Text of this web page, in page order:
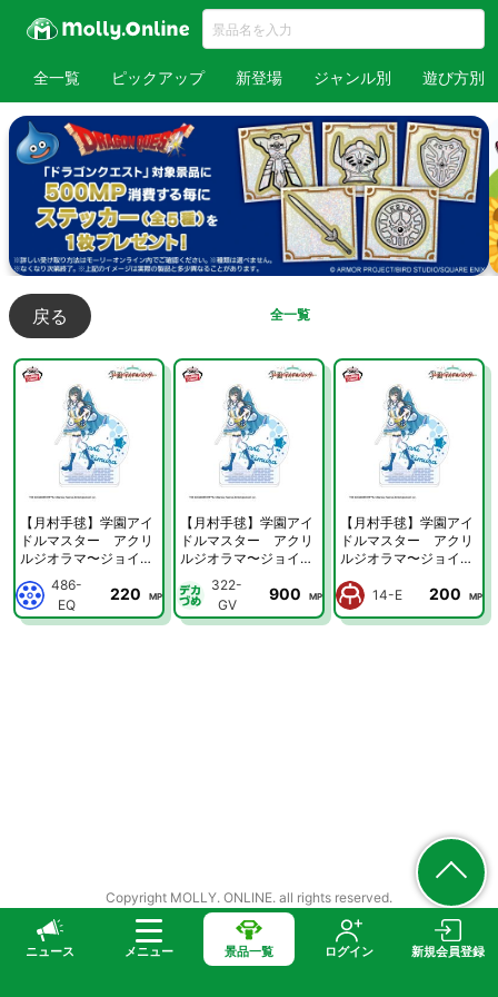
ニュース メニュー 景品一覧 ログイン 新規会員登録
全一覧 ピックアップ 新登場 ジャンル別 遊び方別
戻る 全一覧
【月村手毬】学園アイ
ドルマスター アクリ
ルジオラマ〜ジョイフ
486-
EQ
220 MP
【月村手毬】学園アイ
ドルマスター アクリ
ルジオラマ〜ジョイフ
322-
GV
900 MP
【月村手毬】学園アイ
ドルマスター アクリ
ルジオラマ〜ジョイフ
14-E
200 MP
Copyright MOLLY. ONLINE. all rights reserved.